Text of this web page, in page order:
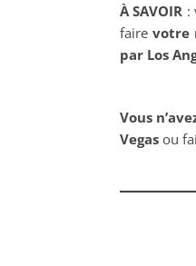
À SAVOIR :
faire votre
par Los
Vous
Vegas ou